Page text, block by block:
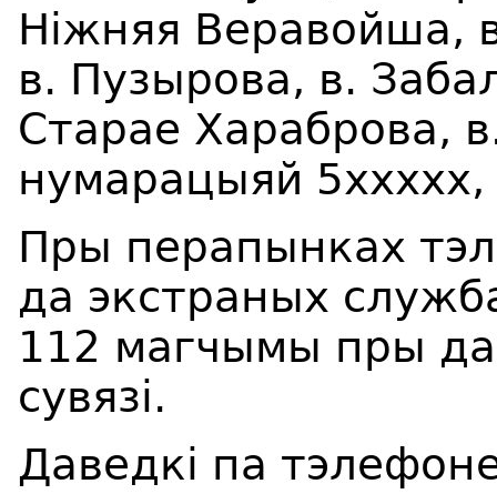
Ніжняя Веравойша,
в. Пузырова, в.
Старае Хараброва,
нумарацыяй
Пры перапынках
да экстраных
112 магчымы пры
сувязі.
Даведкі па